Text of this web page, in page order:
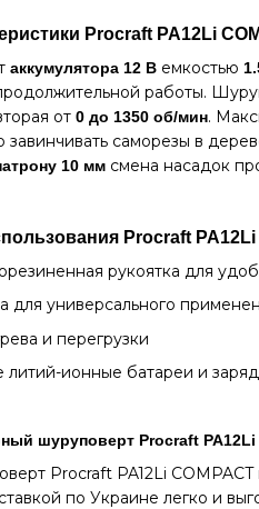
Procraft PA12Li
аккумулятора 12 В емкостью
работы.
от 0 до 1350 об/мин.
завинчивать саморезы в
10 мм смена насадок
Procraft PA12Li
рукоятка для
для универсального
и перегрузки
литий-ионные батареи и
шуруповерт Procraft PA12Li
Procraft PA12Li
по Украине легко и